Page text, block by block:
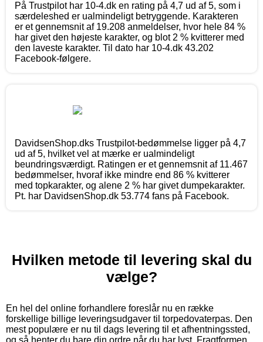
På Trustpilot har 10-4.dk en rating på 4,7 ud af 5, som i
særdeleshed er ualmindeligt betryggende. Karakteren
er et gennemsnit af 19.208 anmeldelser, hvor hele 84 %
har givet den højeste karakter, og blot 2 % kvitterer med
den laveste karakter. Til dato har 10-4.dk 43.202
Facebook-følgere.
DavidsenShop.dks Trustpilot-bedømmelse ligger på 4,7
ud af 5, hvilket vel at mærke er ualmindeligt
beundringsværdigt. Ratingen er et gennemsnit af 11.467
bedømmelser, hvoraf ikke mindre end 86 % kvitterer
med topkarakter, og alene 2 % har givet dumpekarakter.
Pt. har DavidsenShop.dk 53.774 fans på Facebook.
Hvilken metode til levering skal du
vælge?
En hel del online forhandlere foreslår nu en række
forskellige billige leveringsudgaver til torpedovaterpas. Den
mest populære er nu til dags levering til et afhentningssted,